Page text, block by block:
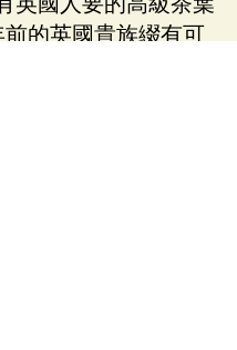
的英國貴族綴有可